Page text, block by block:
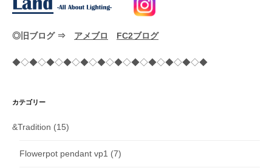
◎旧ブログ ⇒ アメブロ FC2ブログ
◆◇◆◇◆◇◆◇◆◇◆◇◆◇◆◇◆◇◆◇◆◇◆
カテゴリー
&Tradition (15)
Flowerpot pendant vp1 (7)